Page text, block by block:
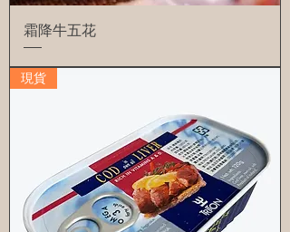
霜降牛五花
現貨